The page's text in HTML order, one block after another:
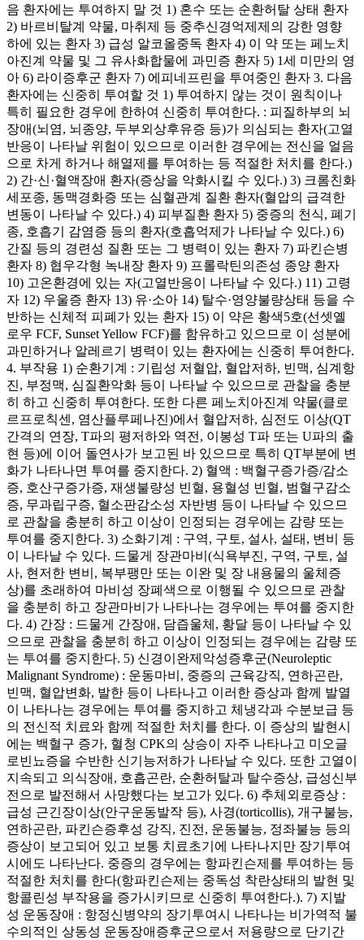
음 환자에는 투여하지 말 것 1) 혼수 또는 순환허탈 상태 환자
2) 바르비탈계 약물, 마취제 등 중추신경억제제의 강한 영향
하에 있는 환자 3) 급성 알코올중독 환자 4) 이 약 또는 페노치
아진계 약물 및 그 유사화합물에 과민증 환자 5) 1세 미만의 영
아 6) 라이증후군 환자 7) 에피네프린을 투여중인 환자 3. 다음
환자에는 신중히 투여할 것 1) 투여하지 않는 것이 원칙이나
특히 필요한 경우에 한하여 신중히 투여한다. : 피질하부의 뇌
장애(뇌염, 뇌종양, 두부외상후유증 등)가 의심되는 환자(고열
반응이 나타날 위험이 있으므로 이러한 경우에는 전신을 얼음
으로 차게 하거나 해열제를 투여하는 등 적절한 처치를 한다.)
2) 간·신·혈액장애 환자(증상을 악화시킬 수 있다.) 3) 크롬친화
세포종, 동맥경화증 또는 심혈관계 질환 환자(혈압의 급격한
변동이 나타날 수 있다.) 4) 피부질환 환자 5) 중증의 천식, 폐기
종, 호흡기 감염증 등의 환자(호흡억제가 나타날 수 있다.) 6)
간질 등의 경련성 질환 또는 그 병력이 있는 환자 7) 파킨슨병
환자 8) 협우각형 녹내장 환자 9) 프롤락틴의존성 종양 환자
10) 고온환경에 있는 자(고열반응이 나타날 수 있다.) 11) 고령
자 12) 우울증 환자 13) 유·소아 14) 탈수·영양불량상태 등을 수
반하는 신체적 피폐가 있는 환자 15) 이 약은 황색5호(선셋옐
로우 FCF, Sunset Yellow FCF)를 함유하고 있으므로 이 성분에
과민하거나 알레르기 병력이 있는 환자에는 신중히 투여한다.
4. 부작용 1) 순환기계 : 기립성 저혈압, 혈압저하, 빈맥, 심계항
진, 부정맥, 심질환악화 등이 나타날 수 있으므로 관찰을 충분
히 하고 신중히 투여한다. 또한 다른 페노치아진계 약물(클로
르프로칙센, 염산플루페나진)에서 혈압저하, 심전도 이상(QT
간격의 연장, T파의 평저하와 역전, 이봉성 T파 또는 U파의 출
현 등)에 이어 돌연사가 보고된 바 있으므로 특히 QT부분에 변
화가 나타나면 투여를 중지한다. 2) 혈액 : 백혈구증가증/감소
증, 호산구증가증, 재생불량성 빈혈, 용혈성 빈혈, 범혈구감소
증, 무과립구증, 혈소판감소성 자반병 등이 나타날 수 있으므
로 관찰을 충분히 하고 이상이 인정되는 경우에는 감량 또는
투여를 중지한다. 3) 소화기계 : 구역, 구토, 설사, 설태, 변비 등
이 나타날 수 있다. 드물게 장관마비(식욕부진, 구역, 구토, 설
사, 현저한 변비, 복부팽만 또는 이완 및 장 내용물의 울체증
상)를 초래하여 마비성 장폐색으로 이행될 수 있으므로 관찰
을 충분히 하고 장관마비가 나타나는 경우에는 투여를 중지한
다. 4) 간장 : 드물게 간장애, 담즙울체, 황달 등이 나타날 수 있
으므로 관찰을 충분히 하고 이상이 인정되는 경우에는 감량 또
는 투여를 중지한다. 5) 신경이완제악성증후군(Neuroleptic
Malignant Syndrome) : 운동마비, 중증의 근육강직, 연하곤란,
빈맥, 혈압변화, 발한 등이 나타나고 이러한 증상과 함께 발열
이 나타나는 경우에는 투여를 중지하고 체냉각과 수분보급 등
의 전신적 치료와 함께 적절한 처치를 한다. 이 증상의 발현시
에는 백혈구 증가, 혈청 CPK의 상승이 자주 나타나고 미오글
로빈뇨증을 수반한 신기능저하가 나타날 수 있다. 또한 고열이
지속되고 의식장애, 호흡곤란, 순환허탈과 탈수증상, 급성신부
전으로 발전해서 사망했다는 보고가 있다. 6) 추체외로증상 :
급성 근긴장이상(안구운동발작 등), 사경(torticollis), 개구불능,
연하곤란, 파킨슨증후성 강직, 진전, 운동불능, 정좌불능 등의
증상이 보고되어 있고 보통 치료초기에 나타나지만 장기투여
시에도 나타난다. 중증의 경우에는 항파킨슨제를 투여하는 등
적절한 처치를 한다(항파킨슨제는 중독성 착란상태의 발현 및
항콜린성 부작용을 증가시키므로 신중히 투여한다.). 7) 지발
성 운동장애 : 항정신병약의 장기투여시 나타나는 비가역적 불
수의적인 상동성 운동장애증후군으로서 저용량으로 단기간